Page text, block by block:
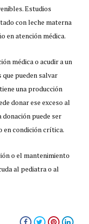
Estudios
con leche materna
en atención médica.
médica o acudir a un
que pueden salvar
una producción
donar ese exceso al
donación puede ser
en condición crítica.
o el mantenimiento
al pediatra o al